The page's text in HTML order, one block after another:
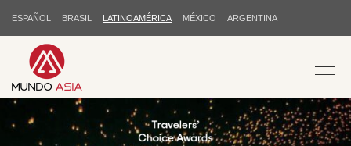
ESPAÑOL BRASIL LATINOAMÉRICA MÉXICO ARGENTINA